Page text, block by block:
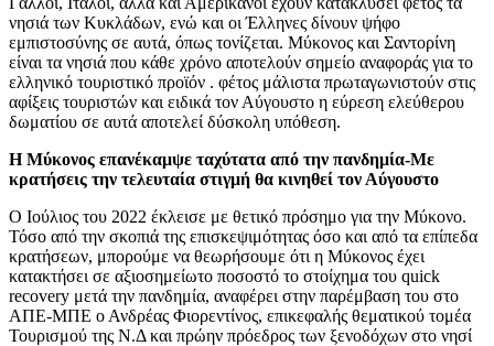
νησιά των Κυκλάδων, ενώ και οι Έλληνες δίνουν ψήφο
εμπιστοσύνης σε αυτά, όπως τονίζεται. Μύκονος και Σαντορίνη
είναι τα νησιά που κάθε χρόνο αποτελούν σημείο αναφοράς για το
ελληνικό τουριστικό προϊόν . φέτος μάλιστα πρωταγωνιστούν στις
αφίξεις τουριστών και ειδικά τον Αύγουστο η εύρεση ελεύθερου
δωματίου σε αυτά αποτελεί δύσκολη υπόθεση.
Η Μύκονος επανέκαμψε ταχύτατα από την πανδημία-Με
κρατήσεις την τελευταία στιγμή θα κινηθεί τον Αύγουστο
Ο Ιούλιος του 2022 έκλεισε με θετικό πρόσημο για την Μύκονο.
Τόσο από την σκοπιά της επισκεψιμότητας όσο και από τα επίπεδα
κρατήσεων, μπορούμε να θεωρήσουμε ότι η Μύκονος έχει
κατακτήσει σε αξιοσημείωτο ποσοστό το στοίχημα του quick
recovery μετά την πανδημία, αναφέρει στην παρέμβαση του στο
ΑΠΕ-ΜΠΕ ο Ανδρέας Φιορεντίνος, επικεφαλής θεματικού τομέα
Τουρισμού της Ν.Δ και πρώην πρόεδρος των ξενοδόχων στο νησί